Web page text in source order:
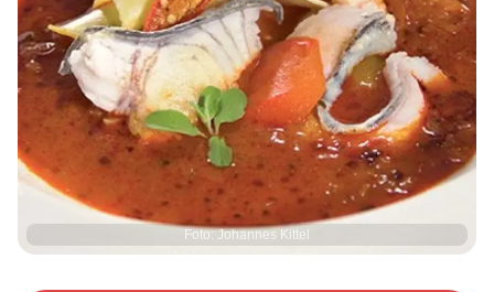
Foto: Johannes Kittel